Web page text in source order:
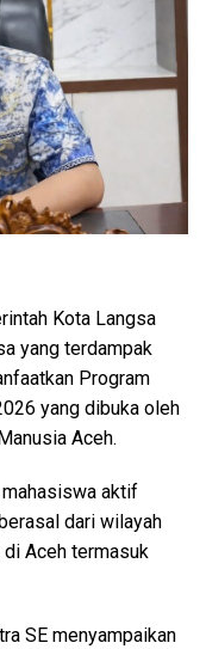
Kota Langsa
yang terdampak
Program
yang dibuka oleh
Aceh.
aktif
dari wilayah
Aceh termasuk
SE menyampaikan